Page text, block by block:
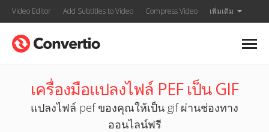
Video Editor Add Subtitles to Video Compress Video เพิ่มเติม
เครื่องมือแปลงไฟล์ PEF เป็น GIF
แปลงไฟล์ pef ของคุณให้เป็น gif ผ่านช่องทาง
ออนไลน์ฟรี